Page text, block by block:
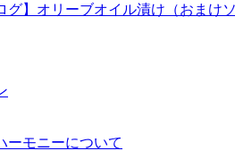
グ】オリーブオイル漬け（おまけソ
ーモニーについて